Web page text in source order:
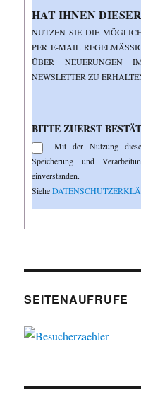
HAT IHNEN
NUTZEN SIE DIE
PER E-MAIL
BER NEUERUNGEN
EWSLETTER ZU
BITTE ZUERST
Mit der Nutzung
Speicherung und
einverstanden.
Siehe
SEITENAUFRUFE